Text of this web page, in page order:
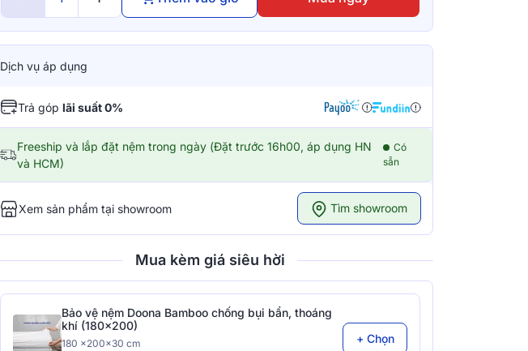
Dịch vụ áp dụng
Trả góplãi suất 0%
Freeship và lắp đặt nệm trong ngày (Đặt trước 16h00, áp dụng HN
và HCM)
Có
sẵn
Xem sản phẩm tại showroom Tìm showroom
Mua kèm giá siêu hời
Bảo vệ nệm Doona Bamboo chống bụi bẩn, thoáng
khí (180x200)
180 x200x30 cm + Chọn